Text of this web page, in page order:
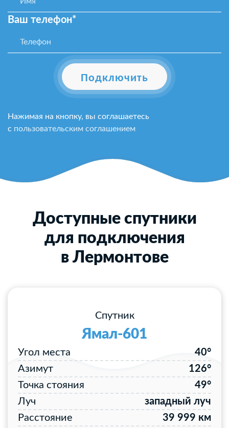
Ваш телефон*
Подключить
Нажимая на кнопку, вы соглашаетесь
с пользовательским соглашением
Доступные спутники
для подключения
в Лермонтове
Спутник
Ямал-601
Угол места
40°
Азимут
126°
Точка стояния
49°
Луч
западный луч
Расстояние
39 999 км